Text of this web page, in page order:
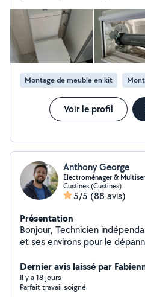
incorrect, tout a dû être démonté
n’a pas été terminé, il a multiplié les
indisponibilités, autres chantiers…)
exploitable. J’ai payé 150 € pour 3
simplement posés sur les meubles.
a dû être refait. Je suis écœuré!
« allo voisin » a rattrapé toutes ses
Montage de meuble en kit
Voir le profil
Anthony George
Electroménager &
Custines (Custines)
5/5 (88 avis)
Présentation
Bonjour, Technicien indépendant, j'interviens sur Nancy
et ses environs pour le
meubles. Diagnostic sérieux et conseils transparents
avant toute réparation. Je
lorsqu'elle est
Dernier avis laissé par
Il y a 18 jours
Parfait travail soigné